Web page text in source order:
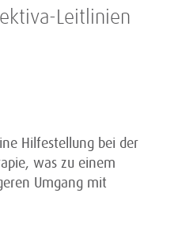
Leitlinien
Hilfestellung bei der
was zu einem
Umgang mit